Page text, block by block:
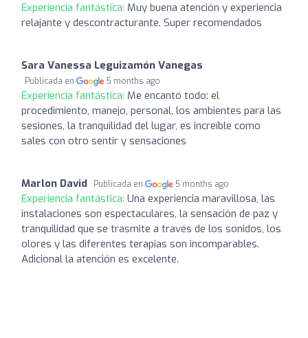
Experiencia fantástica: Muy buena atención y experiencia
relajante y descontracturante. Super recomendados
Sara Vanessa Leguizamón Vanegas
Publicada en 5 months ago
Experiencia fantástica: Me encantó todo: el
procedimiento, manejo, personal, los ambientes para las
sesiones, la tranquilidad del lugar, es increíble como
sales con otro sentir y sensaciones
Marlon David Publicada en 5 months ago
Experiencia fantástica: Una experiencia maravillosa, las
instalaciones son espectaculares, la sensación de paz y
tranquilidad que se trasmite a través de los sonidos, los
olores y las diferentes terapias son incomparables.
Adicional la atención es excelente.